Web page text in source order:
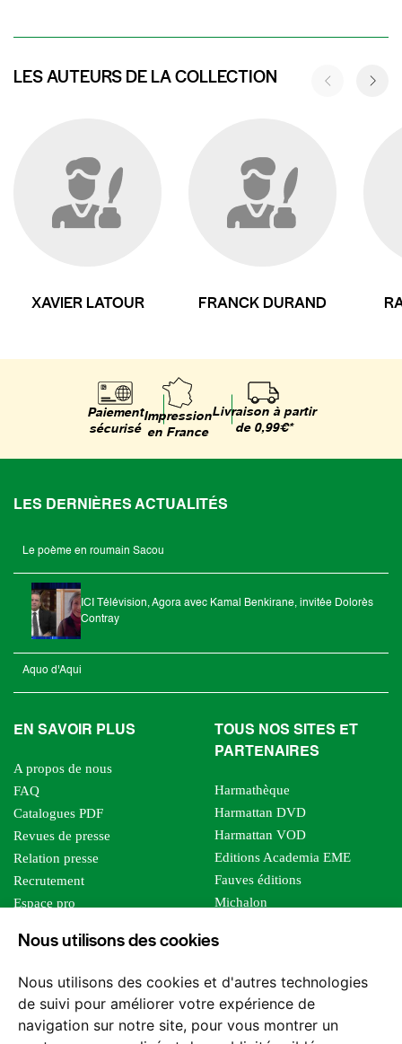
Nous utilisons des cookies
Nous utilisons des cookies et d'autres technologies
de suivi pour améliorer votre expérience de
navigation sur notre site, pour vous montrer un
LES AUTEURS DE LA COLLECTION
XAVIER LATOUR FRANCK DURAND
Paiement
sécurisé
Impression
en France
Livraison à partir
de 0,99€*
LES DERNIÈRES ACTUALITÉS
Le poème en roumain Sacou
ICI Télévision, Agora avec Kamal Benkirane, invitée Dolorès
Contray
Aquo d'Aqui
EN SAVOIR PLUS
A propos de nous
FAQ
Catalogues PDF
Revues de presse
Relation presse
Recrutement
Espace pro
Foreign rights
TOUS NOS SITES ET
PARTENAIRES
Harmathèque
Harmattan DVD
Harmattan VOD
Editions Academia EME
Fauves éditions
Michalon
Editions Sutton
Les impliqués
Tous les éditeurs